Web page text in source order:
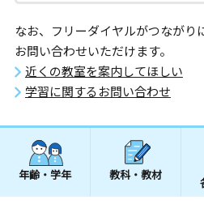
なお、フリーダイヤルがつながり
お問い合わせいただけます。
近くの教室を案内してほしい
学習に関するお問い合わせ
年齢・学年 教科・教材